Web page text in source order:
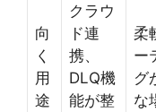
向
く
用
途
クラウ
ド連
携、
DLQ機
能が整
柔
ー
グ
な